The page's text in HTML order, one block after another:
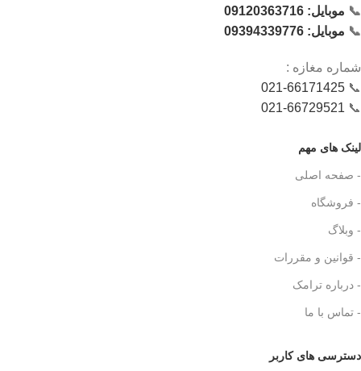
📞 موبایل: 09120363716
📞 موبایل: 09394339776
شماره‌ مغازه :
📞
021-66171425
📞
021-66729521
لینک های مهم
- صفحه اصلی
- فروشگاه
- وبلاگ
- قوانین و مقررات
- درباره ترامک
- تماس با ما
دسترسی های کاربر